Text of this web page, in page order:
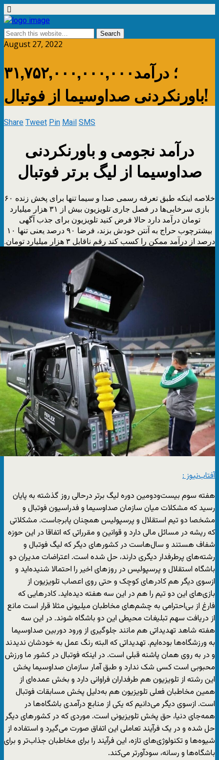
August 27, 2022
۳۱,۷۵۲,۰۰۰,۰۰۰,۰۰۰؛ درآمد
باورنکردنی صداوسیما از فوتبال!
ShareTweetPinMailSMS
درآمد نجومی و باورنکردنی
صداوسیما از لیگ برتر فوتبال
خلاصه اینکه طبق تعرفه رسمی صدا و سیما تنها برای پخش زنده ۶۰
بازی سرخابی‌ها در فصل جاری تلویزیون بیش از ۳۱ هزار میلیارد
تومان درآمد دارد حالا فرض کنید تلویزیون برای جذب آگهی
بیشترچوب حراج به آنتن خودش بزند، فرضا ۹۰ درصد یعنی تنها ۱۰
درصد از درآمد ممکن را کسب کند رقم ناقابل ۳ هزار میلیارد تومان.
آفتاب‌‌نیوز :
هفته سوم بیست‌ودومین دوره لیگ برتر درحالی روز گذشته به پایان
رسید که مشکلات میان سازمان صداوسیما و فدراسیون فوتبال و
مشخصا دو تیم استقلال و پرسپولیس همچنان پابرجاست. مشکلاتی
که ریشه در مسائل مالی دارد و قوانین و مقرراتی که اتفاقا در این حوزه
شفاف هستند و سال‌هاست در کشور‌های دیگر که لیگ فوتبال و
رشته‌های پرطرفدار دیگری دارند، حل شده است. اعتراضات مدیران دو
باشگاه استقلال و پرسپولیس در روز‌های اخیر را احتمالا شنیده‌اید و
ازسوی دیگر هم کادر‌های کوچک و حتی روی اعصاب تلویزیون از
بازی‌های این دو تیم را هم در این سه هفته دیده‌اید. کادر‌هایی که
فارغ از بی‌احترامی به چشم‌های مخاطبان میلیونی مثلا قرار است مانع
از دریافت سهم تبلیغات محیطی این دو باشگاه شوند. در این سه
هفته شاهد تهدیداتی هم مانند جلوگیری از ورود دوربین صداوسیما
به ورزشگاه‌ها بوده‌ایم. تهدیداتی که البته رنگ عمل به خودشان ندیدند
و در به روی همان پاشنه قبلی است. در اینکه فوتبال در کشور ما ورزش
محبوبی است کسی شک ندارد و طبق آمار سازمان صداوسیما پخش
این رشته از تلویزیون هم طرفداران فراوانی دارد و بخش عمده‌ای از
همین مخاطبان فعلی تلویزیون هم به‌دلیل پخش مسابقات فوتبال
است. ازسوی دیگر می‌دانیم که یکی از منابع درآمدی باشگاه‌ها در
همه‌جای دنیا، حق پخش تلویزیونی است. موردی که در کشور‌های دیگر
حل شده و در یک فرآیند تعاملی این اتفاق صورت می‌گیرد و استفاده از
شیوه‌ها و تکنولوژی‌های تازه، این فرآیند را برای مخاطبان جذاب‌تر و برای
باشگاه‌ها و رسانه، سودآورتر می‌کند.